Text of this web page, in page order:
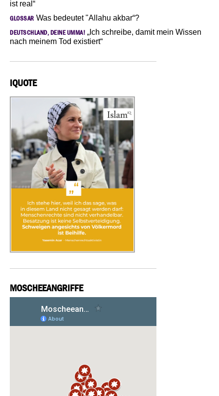
ist real“
GLOSSAR Was bedeutet "Allahu akbar“?
DEUTSCHLAND, DEINE UMMA! „Ich schreibe, damit mein Wissen
nach meinem Tod existiert“
IQUOTE
MOSCHEEANGRIFFE